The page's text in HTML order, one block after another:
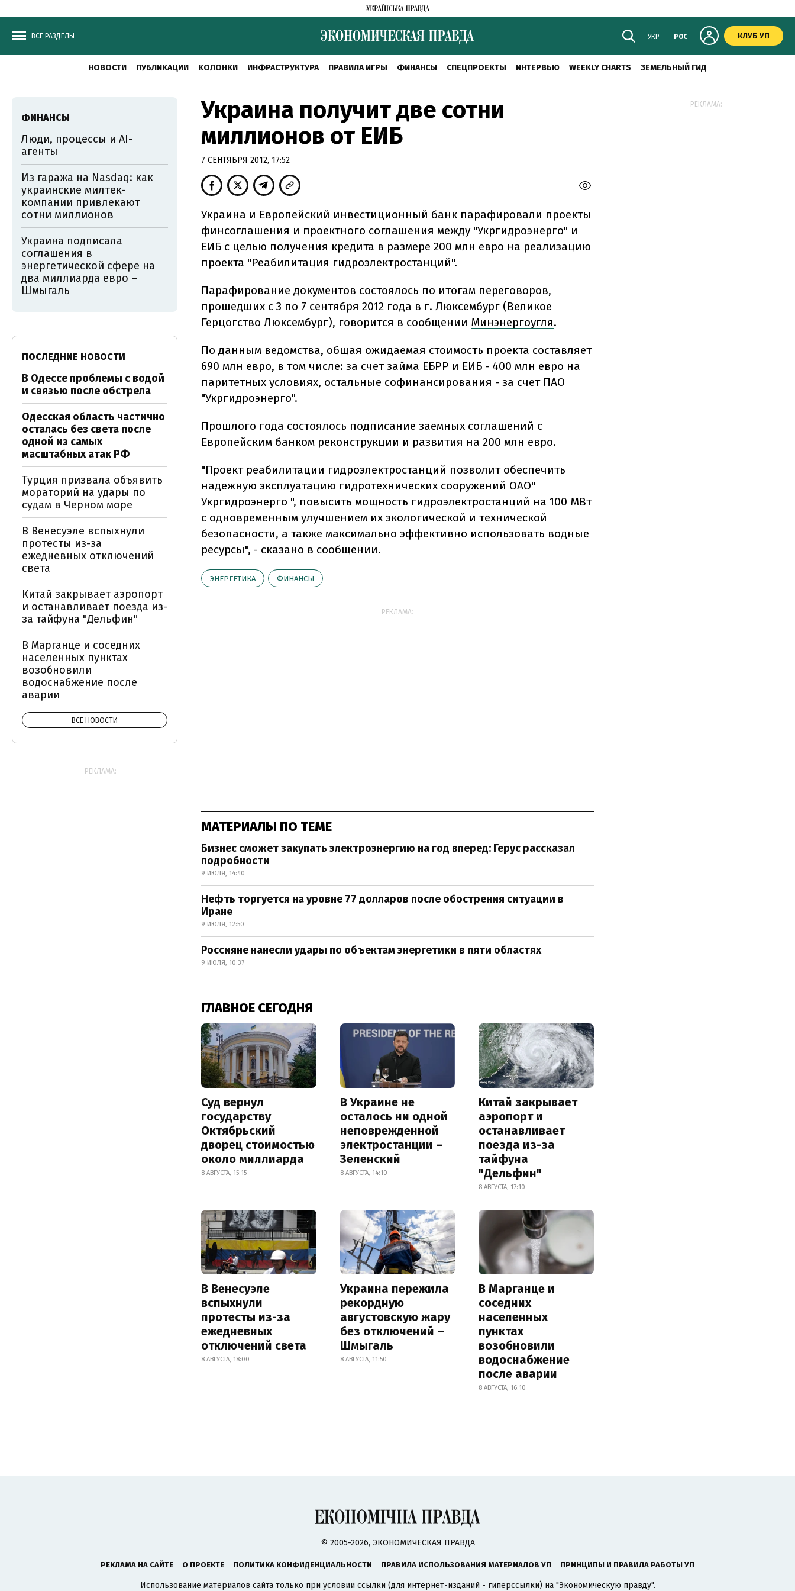
ВСЕ РАЗДЕЛЫ УКР РОС КЛУБ УП
НОВОСТИ ПУБЛИКАЦИИ КОЛОНКИ ИНФРАСТРУКТУРА ПРАВИЛА ИГРЫ ФИНАНСЫ СПЕЦПРОЕКТЫ ИНТЕРВЬЮ WEEKLY CHARTS ЗЕМЕЛЬНЫЙ ГИД
Украина получит две сотни
миллионов от ЕИБ
7 СЕНТЯБРЯ 2012, 17:52
Украина и Европейский инвестиционный банк парафировали проекты
финсоглашения и проектного соглашения между "Укргидроэнерго" и
ЕИБ с целью получения кредита в размере 200 млн евро на реализацию
проекта "Реабилитация гидроэлектростанций".
Парафирование документов состоялось по итогам переговоров,
прошедших с 3 по 7 сентября 2012 года в г. Люксембург (Великое
Герцогство Люксембург), говорится в сообщении Минэнергоугля.
По данным ведомства, общая ожидаемая стоимость проекта составляет
690 млн евро, в том числе: за счет займа ЕБРР и ЕИБ - 400 млн евро на
паритетных условиях, остальные софинансирования - за счет ПАО
"Укргидроэнерго".
Прошлого года состоялось подписание заемных соглашений с
Европейским банком реконструкции и развития на 200 млн евро.
"Проект реабилитации гидроэлектростанций позволит обеспечить
надежную эксплуатацию гидротехнических сооружений ОАО"
Укргидроэнерго ", повысить мощность гидроэлектростанций на 100 МВт
с одновременным улучшением их экологической и технической
безопасности, а также максимально эффективно использовать водные
ресурсы", - сказано в сообщении.
ЭНЕРГЕТИКА ФИНАНСЫ
РЕКЛАМА:
МАТЕРИАЛЫ ПО ТЕМЕ
Бизнес сможет закупать электроэнергию на год вперед: Герус рассказал
подробности
9 ИЮЛЯ, 14:40
Нефть торгуется на уровне 77 долларов после обострения ситуации в
Иране
9 ИЮЛЯ, 12:50
Россияне нанесли удары по объектам энергетики в пяти областях
9 ИЮЛЯ, 10:37
ГЛАВНОЕ СЕГОДНЯ
Суд вернул
государству
Октябрьский
дворец стоимостью
около миллиарда
8 АВГУСТА, 15:15
В Украине не
осталось ни одной
неповрежденной
электростанции –
Зеленский
8 АВГУСТА, 14:10
Китай закрывает
аэропорт и
останавливает
поезда из-за
тайфуна
"Дельфин"
8 АВГУСТА, 17:10
В Венесуэле
вспыхнули
протесты из-за
ежедневных
отключений света
8 АВГУСТА, 18:00
Украина пережила
рекордную
августовскую жару
без отключений –
Шмыгаль
8 АВГУСТА, 11:50
В Марганце и
соседних
населенных
пунктах
возобновили
водоснабжение
после аварии
8 АВГУСТА, 16:10
ФИНАНСЫ
Люди, процессы и AI-
агенты
Из гаража на Nasdaq: как
украинские милтек-
компании привлекают
сотни миллионов
Украина подписала
соглашения в
энергетической сфере на
два миллиарда евро –
Шмыгаль
ПОСЛЕДНИЕ НОВОСТИ
В Одессе проблемы с водой
и связью после обстрела
Одесская область частично
осталась без света после
одной из самых
масштабных атак РФ
Турция призвала объявить
мораторий на удары по
судам в Черном море
В Венесуэле вспыхнули
протесты из-за
ежедневных отключений
света
Китай закрывает аэропорт
и останавливает поезда из-
за тайфуна "Дельфин"
В Марганце и соседних
населенных пунктах
возобновили
водоснабжение после
аварии
ВСЕ НОВОСТИ
РЕКЛАМА:
РЕКЛАМА:
© 2005-2026, ЭКОНОМИЧЕСКАЯ ПРАВДА
РЕКЛАМА НА САЙТЕ О ПРОЕКТЕ ПОЛИТИКА КОНФИДЕНЦИАЛЬНОСТИ ПРАВИЛА ИСПОЛЬЗОВАНИЯ МАТЕРИАЛОВ УП ПРИНЦИПЫ И ПРАВИЛА РАБОТЫ УП
Использование материалов сайта только при условии ссылки (для интернет-изданий - гиперссылки) на "Экономическую правду".